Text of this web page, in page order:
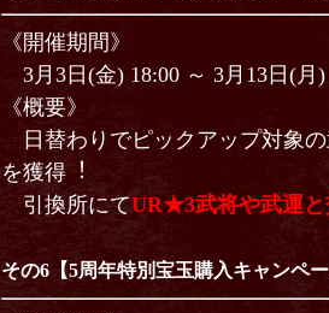
《開催期間》
3月3日(金) 18:00 ～ 3月13日(月)
《概要》
日替わりでピックアップ対象
を獲得︕
引換所にてUR★3武将や武運と
その6【5周年特別宝玉購入キャンペー